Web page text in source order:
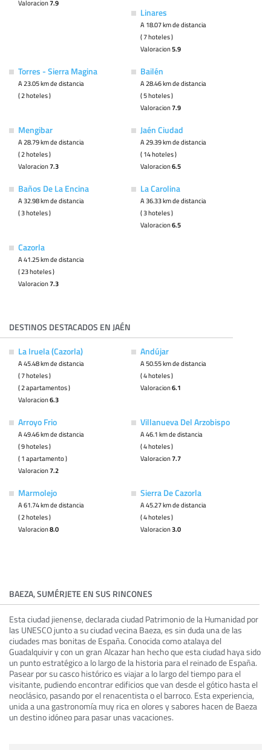
Valoracion7.9
Linares
A 18.07 km de distancia
( 7 hoteles )
Valoracion5.9
Torres - Sierra Magina
A 23.05 km de distancia
( 2 hoteles )
Bailén
A 28.46 km de distancia
( 5 hoteles )
Valoracion7.9
Mengibar
A 28.79 km de distancia
( 2 hoteles )
Valoracion7.3
Jaén Ciudad
A 29.39 km de distancia
( 14 hoteles )
Valoracion6.5
Baños De La Encina
A 32.98 km de distancia
( 3 hoteles )
La Carolina
A 36.33 km de distancia
( 3 hoteles )
Valoracion6.5
Cazorla
A 41.25 km de distancia
( 23 hoteles )
Valoracion7.3
DESTINOS DESTACADOS EN JAÉN
La Iruela (Cazorla)
A 45.48 km de distancia
( 7 hoteles )
( 2 apartamentos )
Valoracion6.3
Andújar
A 50.55 km de distancia
( 4 hoteles )
Valoracion6.1
Arroyo Frio
A 49.46 km de distancia
( 9 hoteles )
( 1 apartamento )
Valoracion7.2
Villanueva Del Arzobispo
A 46.1 km de distancia
( 4 hoteles )
Valoracion7.7
Marmolejo
A 61.74 km de distancia
( 2 hoteles )
Valoracion8.0
Sierra De Cazorla
A 45.27 km de distancia
( 4 hoteles )
Valoracion3.0
BAEZA, SUMÉRJETE EN SUS RINCONES
Esta ciudad jienense, declarada ciudad Patrimonio de la Humanidad por
las UNESCO junto a su ciudad vecina Baeza, es sin duda una de las
ciudades mas bonitas de España. Conocida como atalaya del
Guadalquivir y con un gran Alcazar han hecho que esta ciudad haya sido
un punto estratégico a lo largo de la historia para el reinado de España.
Pasear por su casco histórico es viajar a lo largo del tiempo para el
visitante, pudiendo encontrar edificios que van desde el gótico hasta el
neoclásico, pasando por el renacentista o el barroco. Esta experiencia,
unida a una gastronomía muy rica en olores y sabores hacen de Baeza
un destino idóneo para pasar unas vacaciones.